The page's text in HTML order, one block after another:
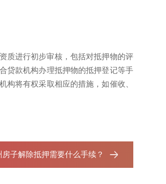
质进行初步审核，包括对抵押物的评
贷款机构办理抵押物的抵押登记等手
将有权采取相应的措施，如催收、
房子解除抵押需要什么手续？‌